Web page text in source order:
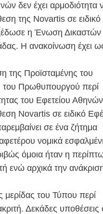
δεν έχει αρμοδιότητα
της Novartis σε ειδικό
η Ένωση Δικαστών
Η ανακοίνωση έχει
της Προϊσταμένης του
του Πρωθυπουργού περί
του Εφετείου
Novartis σε ειδικό
σε ένα ζήτημα
νομικά
όμοια ήταν η
ενώ αρχικά την
μερίδας του Τύπου περί
Δεκάδες υποθέσεις